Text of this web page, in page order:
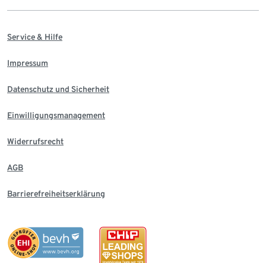
Service & Hilfe
Impressum
Datenschutz und Sicherheit
Einwilligungsmanagement
Widerrufsrecht
AGB
Barrierefreiheitserklärung